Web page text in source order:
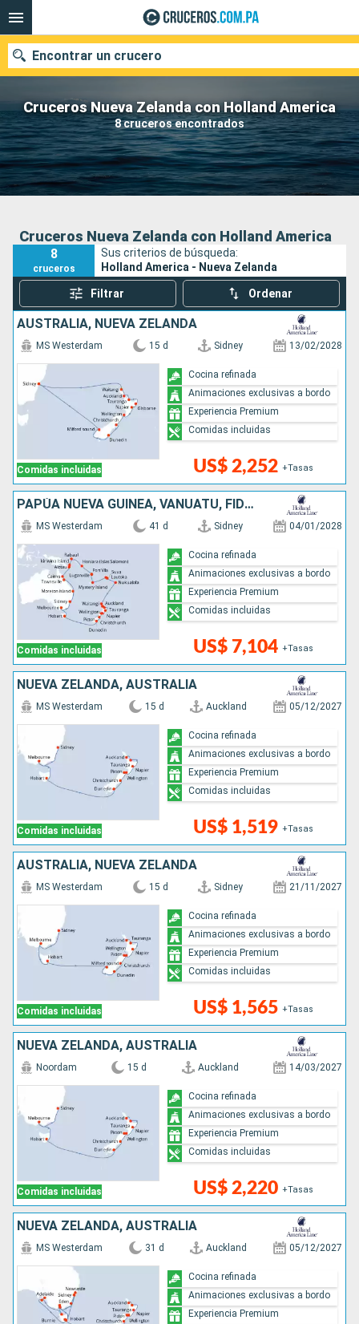
Cruceros Nueva Zelanda con Holland America
8 cruceros encontrados
Encontrar un crucero
Nuestros destinos
Fecha de salida
Buscar
Cruceros Nueva Zelanda con Holland America
8
cruceros
Sus criterios de búsqueda:
Holland America - Nueva Zelanda
Filtrar Ordenar
AUSTRALIA, NUEVA ZELANDA
Comidas incluidas
MS Westerdam 15 d Sidney 13/02/2028
US$ 2,252 +Tasas
Cocina refinada
Animaciones exclusivas a bordo
Experiencia Premium
Comidas incluidas
PAPÚA NUEVA GUINEA, VANUATU, FIDJI (ISLAS), TONGA, NUEVA ZELANDA, AUSTRALIA
Comidas incluidas
MS Westerdam 41 d Sidney 04/01/2028
US$ 7,104 +Tasas
Cocina refinada
Animaciones exclusivas a bordo
Experiencia Premium
Comidas incluidas
NUEVA ZELANDA, AUSTRALIA
Comidas incluidas
MS Westerdam 15 d Auckland 05/12/2027
US$ 1,519 +Tasas
Cocina refinada
Animaciones exclusivas a bordo
Experiencia Premium
Comidas incluidas
AUSTRALIA, NUEVA ZELANDA
Comidas incluidas
MS Westerdam 15 d Sidney 21/11/2027
US$ 1,565 +Tasas
Cocina refinada
Animaciones exclusivas a bordo
Experiencia Premium
Comidas incluidas
NUEVA ZELANDA, AUSTRALIA
Comidas incluidas
Noordam 15 d Auckland 14/03/2027
US$ 2,220 +Tasas
Cocina refinada
Animaciones exclusivas a bordo
Experiencia Premium
Comidas incluidas
NUEVA ZELANDA, AUSTRALIA
MS Westerdam 31 d Auckland 05/12/2027
Cocina refinada
Animaciones exclusivas a bordo
Experiencia Premium